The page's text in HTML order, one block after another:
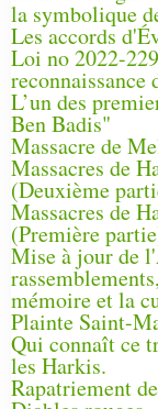
la symbolique
Les accords
Loi no 2022-
reconnaissance
L’un des
Ben Badis"
Massacre de
Massacres de
(Deuxième
Massacres de
(Première
Mise à jour de
mémoire et la
Plainte Saint-
Qui connaît ce
les Harkis.
Rapatriement